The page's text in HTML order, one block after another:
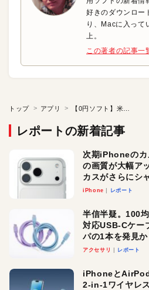
好きのダウンロー
り、Macに入って
上。
この著者の記事一
トップ アプリ
レポートの新着記事
次期iPhoneのカ
の画質が大幅ア
カスがさらにシ
iPhone レポート
半信半疑。100
対応USB-Cケー
パの1本を発見か
アクセサリ レポート
iPhoneと
2-in-1ワイヤレ